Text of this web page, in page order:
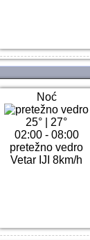
Noć
25°
27°
02:00 - 08:00
pretežno vedro
Vetar IJI 8km/h